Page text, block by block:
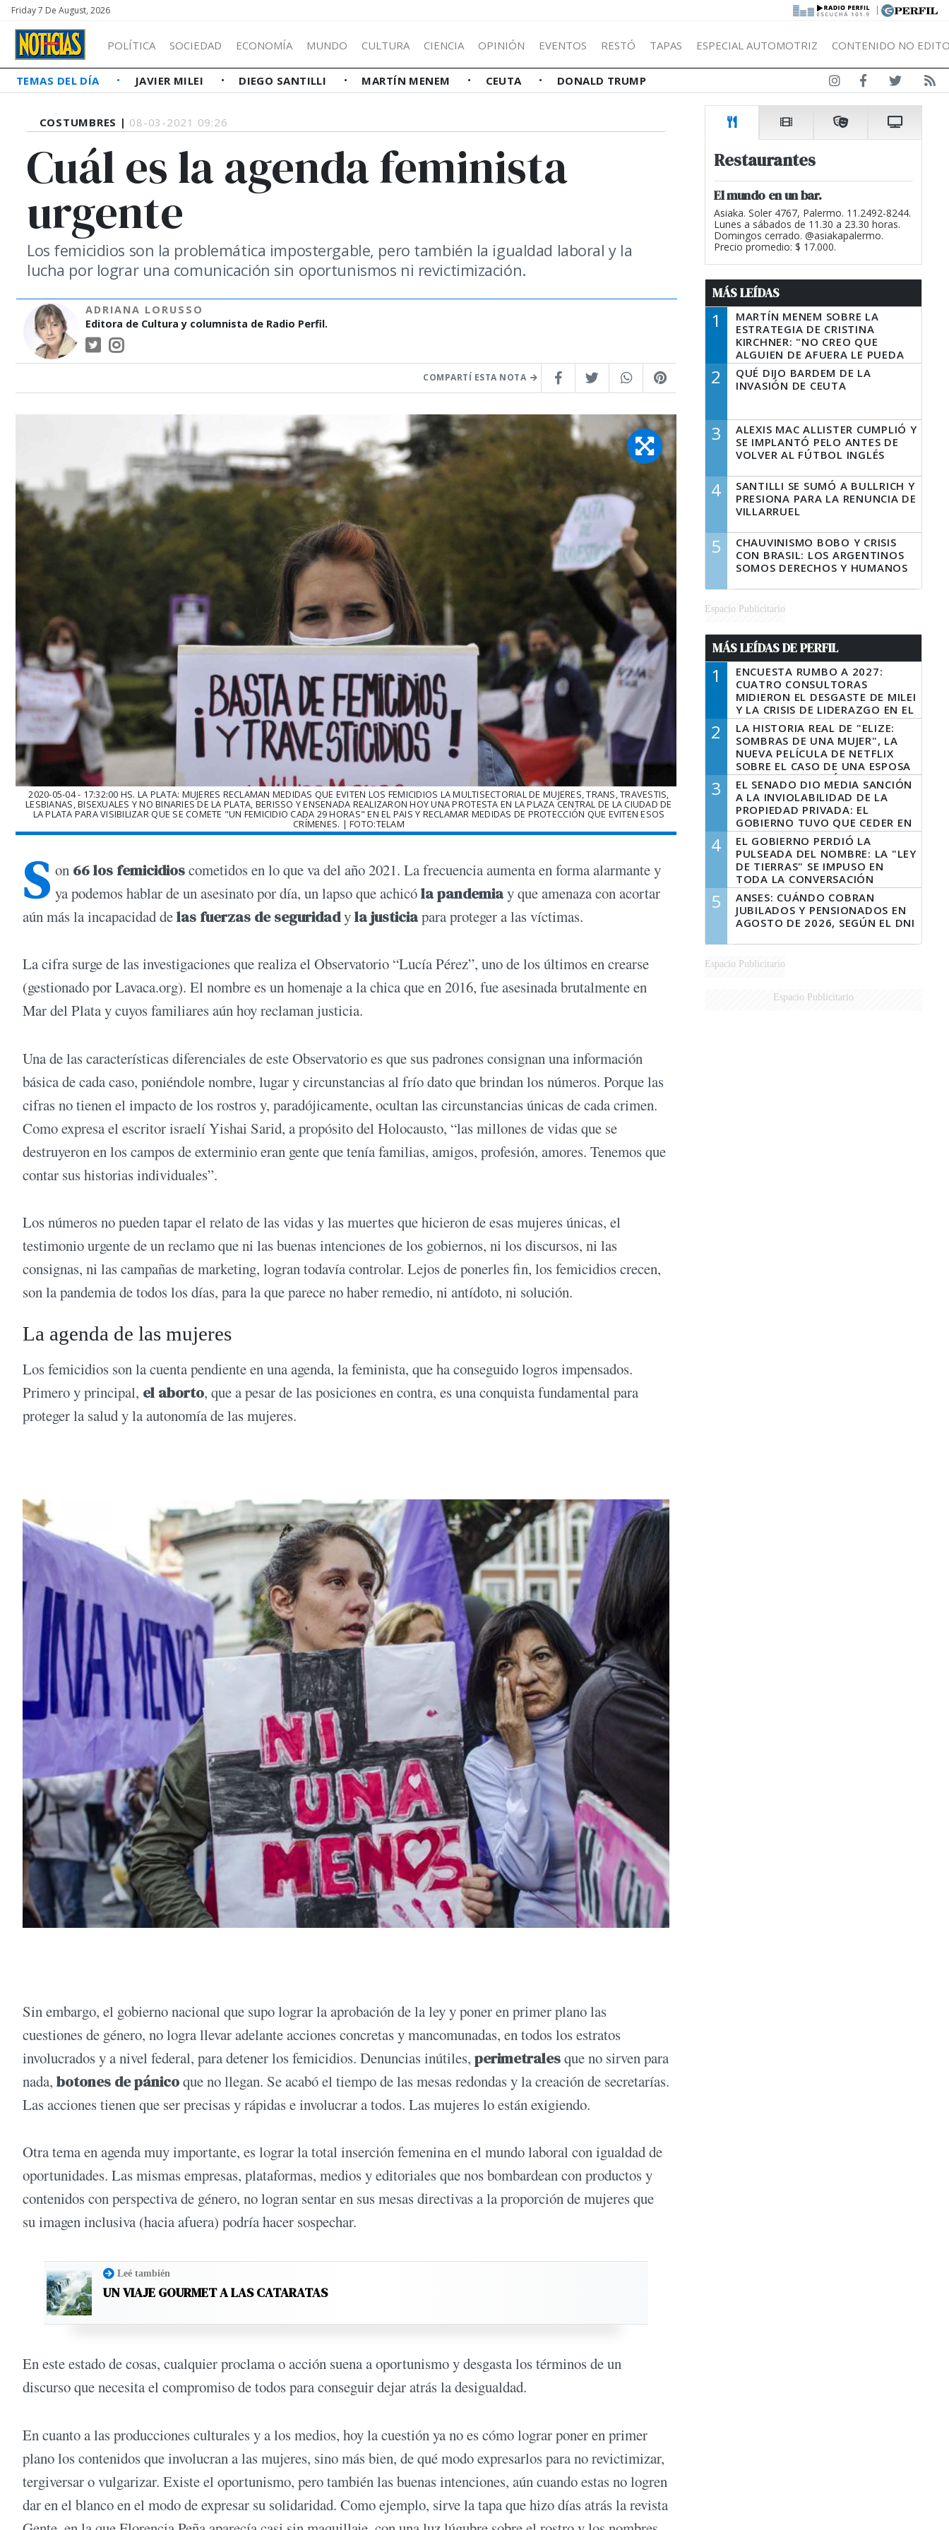
Friday 7 De August, 2026 |
POLÍTICA SOCIEDAD ECONOMÍA MUNDO CULTURA CIENCIA OPINIÓN EVENTOS RESTÓ TAPAS ESPECIAL AUTOMOTRIZ CONTENIDO NO
TEMAS DEL DÍA JAVIER MILEI DIEGO SANTILLI MARTÍN MENEM CEUTA DONALD TRUMP
COSTUMBRES | 08-03-2021 09:26
Cuál es la agenda feminista
urgente
Los femicidios son la problemática impostergable, pero también la igualdad laboral y la
lucha por lograr una comunicación sin oportunismos ni revictimización.
ADRIANA LORUSSO
Editora de Cultura y columnista de Radio Perfil.
COMPARTÍ ESTA NOTA
2020-05-04 - 17:32:00 HS. LA PLATA: MUJERES RECLAMAN MEDIDAS QUE EVITEN LOS FEMICIDIOS LA MULTISECTORIAL DE MUJERES, TRANS, TRAVESTIS,
LESBIANAS, BISEXUALES Y NO BINARIES DE LA PLATA, BERISSO Y ENSENADA REALIZARON HOY UNA PROTESTA EN LA PLAZA CENTRAL DE LA CIUDAD DE
LA PLATA PARA VISIBILIZAR QUE SE COMETE "UN FEMICIDIO CADA 29 HORAS" EN EL PAIS Y RECLAMAR MEDIDAS DE PROTECCIÓN QUE EVITEN ESOS
CRÍMENES. | FOTO:TELAM
S on 66 los femicidioscometidos en lo que va del año 2021. La frecuencia aumenta en forma alarmante y
ya podemos hablar de un asesinato por día, un lapso que achicóla pandemiay que amenaza con acortar
aún más la incapacidad delas fuerzas de seguridadyla justiciapara proteger a las víctimas.
La cifra surge de las investigaciones que realiza el Observatorio “Lucía Pérez”, uno de los últimos en crearse
(gestionado por Lavaca.org). El nombre es un homenaje a la chica que en 2016, fue asesinada brutalmente en
Mar del Plata y cuyos familiares aún hoy reclaman justicia.
Una de las características diferenciales de este Observatorio es que sus padrones consignan una información
básica de cada caso, poniéndole nombre, lugar y circunstancias al frío dato que brindan los números. Porque las
cifras no tienen el impacto de los rostros y, paradójicamente, ocultan las circunstancias únicas de cada crimen.
Como expresa el escritor israelí Yishai Sarid, a propósito del Holocausto, “las millones de vidas que se
destruyeron en los campos de exterminio eran gente que tenía familias, amigos, profesión, amores. Tenemos que
contar sus historias individuales”.
Los números no pueden tapar el relato de las vidas y las muertes que hicieron de esas mujeres únicas, el
testimonio urgente de un reclamo que ni las buenas intenciones de los gobiernos, ni los discursos, ni las
consignas, ni las campañas de marketing, logran todavía controlar. Lejos de ponerles fin, los femicidios crecen,
son la pandemia de todos los días, para la que parece no haber remedio, ni antídoto, ni solución.
La agenda de las mujeres
Los femicidios son la cuenta pendiente en una agenda, la feminista, que ha conseguido logros impensados.
Primero y principal, el aborto, que a pesar de las posiciones en contra, es una conquista fundamental para
proteger la salud y la autonomía de las mujeres.
Sin embargo, el gobierno nacional que supo lograr la aprobación de la ley y poner en primer plano las
cuestiones de género, no logra llevar adelante acciones concretas y mancomunadas, en todos los estratos
involucrados y a nivel federal, para detener los femicidios. Denuncias inútiles, perimetralesque no sirven para
nada, botones de pánicoque no llegan. Se acabó el tiempo de las mesas redondas y la creación de secretarías.
Las acciones tienen que ser precisas y rápidas e involucrar a todos. Las mujeres lo están exigiendo.
Otra tema en agenda muy importante, es lograr la total inserción femenina en el mundo laboral con igualdad de
oportunidades. Las mismas empresas, plataformas, medios y editoriales que nos bombardean con productos y
contenidos con perspectiva de género, no logran sentar en sus mesas directivas a la proporción de mujeres que
su imagen inclusiva (hacia afuera) podría hacer sospechar.
Leé también
UN VIAJE GOURMET A LAS CATARATAS
En este estado de cosas, cualquier proclama o acción suena a oportunismo y desgasta los términos de un
discurso que necesita el compromiso de todos para conseguir dejar atrás la desigualdad.
En cuanto a las producciones culturales y a los medios, hoy la cuestión ya no es cómo lograr poner en primer
plano los contenidos que involucran a las mujeres, sino más bien, de qué modo expresarlos para no revictimizar,
tergiversar o vulgarizar. Existe el oportunismo, pero también las buenas intenciones, aún cuando estas no logren
dar en el blanco en el modo de expresar su solidaridad. Como ejemplo, sirve la tapa que hizo días atrás la revista
Restaurantes
El mundo en un bar.
Asiaka. Soler 4767, Palermo. 11.2492-8244.
Lunes a sábados de 11.30 a 23.30 horas.
Domingos cerrado. @asiakapalermo.
Precio promedio: $ 17.000.
MÁS LEÍDAS
1
MARTÍN MENEM SOBRE LA
ESTRATEGIA DE CRISTINA
KIRCHNER: "NO CREO QUE
ALGUIEN DE AFUERA LE PUEDA
DECIR A LA JUSTICIA LO QUE
TIENE QUE HACER"
2
QUÉ DIJO BARDEM DE LA
INVASIÓN DE CEUTA
3
ALEXIS MAC ALLISTER CUMPLIÓ Y
SE IMPLANTÓ PELO ANTES DE
VOLVER AL FÚTBOL INGLÉS
4
SANTILLI SE SUMÓ A BULLRICH Y
PRESIONA PARA LA RENUNCIA DE
VILLARRUEL
5
CHAUVINISMO BOBO Y CRISIS
CON BRASIL: LOS ARGENTINOS
SOMOS DERECHOS Y HUMANOS
Espacio Publicitario
MÁS LEÍDAS DE PERFIL
1
ENCUESTA RUMBO A 2027:
CUATRO CONSULTORAS
MIDIERON EL DESGASTE DE MILEI
Y LA CRISIS DE LIDERAZGO EN EL
PERONISMO
2
LA HISTORIA REAL DE "ELIZE:
SOMBRAS DE UNA MUJER", LA
NUEVA PELÍCULA DE NETFLIX
SOBRE EL CASO DE UNA ESPOSA
QUE DESCUARTIZÓ A SU
MARIDO
3
EL SENADO DIO MEDIA SANCIÓN
A LA INVIOLABILIDAD DE LA
PROPIEDAD PRIVADA: EL
GOBIERNO TUVO QUE CEDER EN
LA LEY DEL MANEJO DEL FUEGO
4
EL GOBIERNO PERDIÓ LA
PULSEADA DEL NOMBRE: LA "LEY
DE TIERRAS" SE IMPUSO EN
TODA LA CONVERSACIÓN
DIGITAL
5
ANSES: CUÁNDO COBRAN
JUBILADOS Y PENSIONADOS EN
AGOSTO DE 2026, SEGÚN EL DNI
Espacio Publicitario
Espacio Publicitario